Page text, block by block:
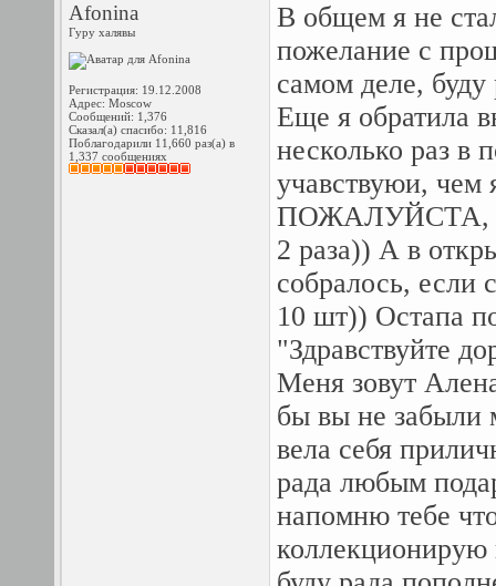
Afonina
Гуру халявы
Регистрация: 19.12.2008
Адрес: Moscow
Сообщений: 1,376
Сказал(а) спасибо: 11,816
Поблагодарили 11,660 раз(а) в
1,337 сообщениях
В общем я не
пожелание с
самом деле,
Еще я обратила
несколько раз в
учавствуюи, чем
ПОЖАЛУЙСТА,
2 раза)) А в
собралось, если
10 шт)) Остапа
"Здравствуйте
Меня зовут
бы вы не забыли
вела себя
рада любым
напомню тебе
коллекционирую